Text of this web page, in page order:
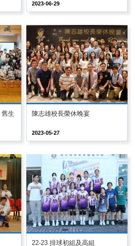
2023-06-29
生
陳志雄校長榮休晚宴
2023-05-27
22-23 排球初組及高組